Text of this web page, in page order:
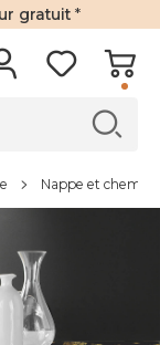
gratuit *
Nappe et chemin